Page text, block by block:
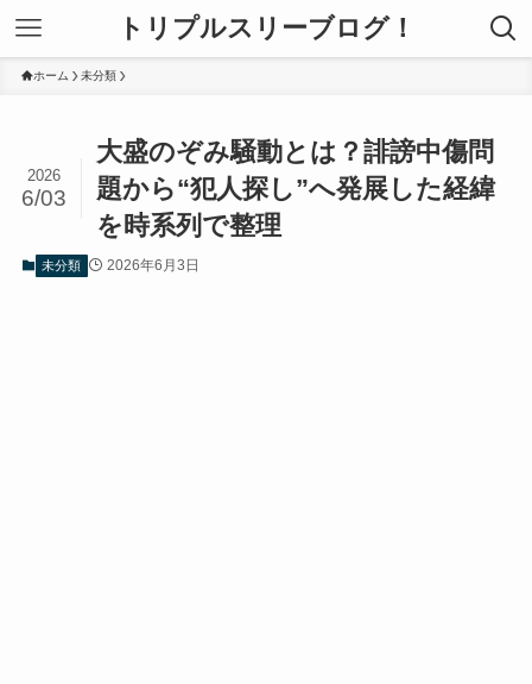
トリプルスリーブログ！
ホーム 未分類
大盛のぞみ騒動とは？誹謗中傷問
題から“犯人探し”へ発展した経緯
を時系列で整理
2026
6/03
未分類 2026年6月3日